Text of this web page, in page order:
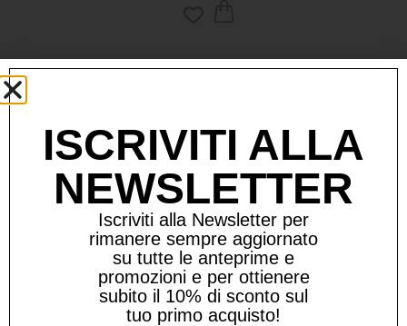
ISCRIVITI ALLA
NEWSLETTER
Iscriviti alla Newsletter per
rimanere sempre aggiornato
su tutte le anteprime e
promozioni e per ottienere
subito il 10% di sconto sul
tuo primo acquisto!